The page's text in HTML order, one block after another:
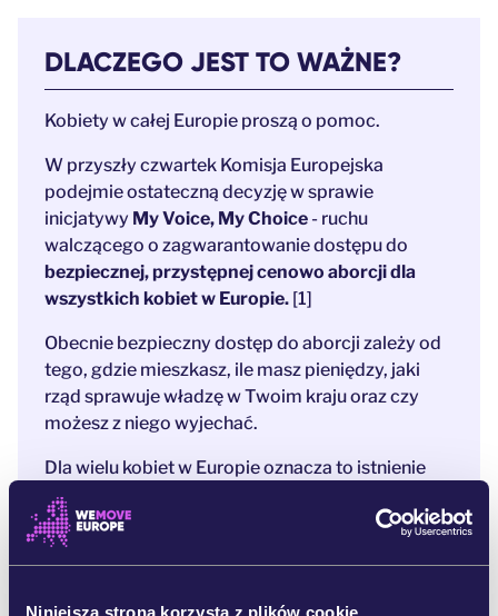
Niniejsza strona korzysta z plików cookie
DLACZEGO JEST TO WAŻNE?
Kobiety w całej Europie proszą o pomoc.
W przyszły czwartek Komisja Europejska
podejmie ostateczną decyzję w sprawie
inicjatywy My Voice, My Choice - ruchu
walczącego o zagwarantowanie dostępu do
bezpiecznej, przystępnej cenowo aborcji dla
wszystkich kobiet w Europie. [1]
Obecnie bezpieczny dostęp do aborcji zależy od
tego, gdzie mieszkasz, ile masz pieniędzy, jaki
rząd sprawuje władzę w Twoim kraju oraz czy
możesz z niego wyjechać.
Dla wielu kobiet w Europie oznacza to istnienie
barier nie do pokonania, które uniemożliwiają
realną decyzyjność o własnym ciele.
Oznacza to
ból, milczenie i strach.